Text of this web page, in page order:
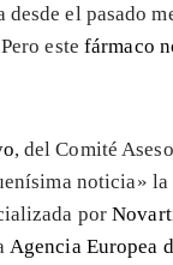
el pasado
estefármaco
, del Comité
noticia»
por
Agencia Europea